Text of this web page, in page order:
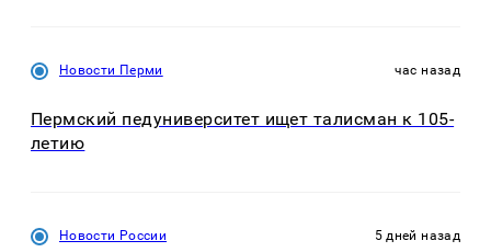
Новости Перми час назад
Пермский педуниверситет ищет талисман к 105-
летию
Новости России 5 дней назад